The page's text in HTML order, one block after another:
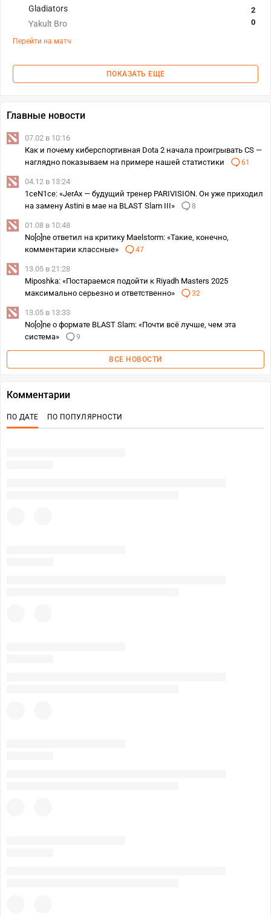
Gladiators
Yakult Bro
2
0
Перейти на матч
ПОКАЗАТЬ ЕЩЕ
Главные новости
07.02 в 10:16
Как и почему киберспортивная Dota 2 начала проигрывать CS —
наглядно показываем на примере нашей статистики
61
04.12 в 13:24
1ceN1ce: «JerAx — будущий тренер PARIVISION. Он уже приходил
на замену Astini в мае на BLAST Slam III»
8
01.08 в 10:48
No[o]ne ответил на критику Maelstorm: «Такие, конечно,
комментарии классные»
47
13.05 в 21:28
Miposhka: «Постараемся подойти к Riyadh Masters 2025
максимально серьезно и ответственно»
32
13.05 в 13:33
No[o]ne о формате BLAST Slam: «Почти всё лучше, чем эта
система»
9
ВСЕ НОВОСТИ
Комментарии
ПО ДАТЕ ПО ПОПУЛЯРНОСТИ